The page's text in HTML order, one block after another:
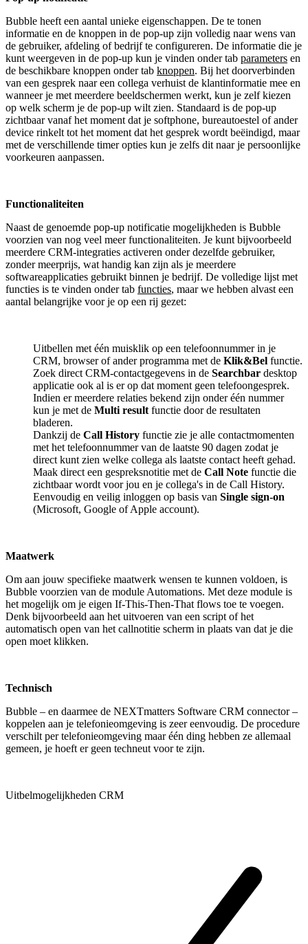
Bubble heeft een aantal unieke eigenschappen. De te tonen
informatie en de knoppen in de pop-up zijn volledig naar wens van
de gebruiker, afdeling of bedrijf te configureren. De informatie die je
kunt weergeven in de pop-up kun je vinden onder tab parameters en
de beschikbare knoppen onder tab knoppen. Bij het doorverbinden
van een gesprek naar een collega verhuist de klantinformatie mee en
wanneer je met meerdere beeldschermen werkt, kun je zelf kiezen
op welk scherm je de pop-up wilt zien. Standaard is de pop-up
zichtbaar vanaf het moment dat je softphone, bureautoestel of ander
device rinkelt tot het moment dat het gesprek wordt beëindigd, maar
met de verschillende timer opties kun je zelfs dit naar je persoonlijke
voorkeuren aanpassen.
Functionaliteiten
Naast de genoemde pop-up notificatie mogelijkheden is Bubble
voorzien van nog veel meer functionaliteiten. Je kunt bijvoorbeeld
meerdere CRM-integraties activeren onder dezelfde gebruiker,
zonder meerprijs, wat handig kan zijn als je meerdere
softwareapplicaties gebruikt binnen je bedrijf. De volledige lijst met
functies is te vinden onder tab functies, maar we hebben alvast een
aantal belangrijke voor je op een rij gezet:
Uitbellen met één muisklik op een telefoonnummer in je
CRM, browser of ander programma met de Klik&Bel functie.
Zoek direct CRM-contactgegevens in de Searchbar desktop
applicatie ook al is er op dat moment geen telefoongesprek.
Indien er meerdere relaties bekend zijn onder één nummer
kun je met de Multi result functie door de resultaten
bladeren.
Dankzij de Call History functie zie je alle contactmomenten
met het telefoonnummer van de laatste 90 dagen zodat je
direct kunt zien welke collega als laatste contact heeft gehad.
Maak direct een gespreksnotitie met de Call Note functie die
zichtbaar wordt voor jou en je collega's in de Call History.
Eenvoudig en veilig inloggen op basis van Single sign-on
(Microsoft, Google of Apple account).
Maatwerk
Om aan jouw specifieke maatwerk wensen te kunnen voldoen, is
Bubble voorzien van de module Automations. Met deze module is
het mogelijk om je eigen If-This-Then-That flows toe te voegen.
Denk bijvoorbeeld aan het uitvoeren van een script of het
automatisch open van het callnotitie scherm in plaats van dat je die
open moet klikken.
Technisch
Bubble – en daarmee de NEXTmatters Software CRM connector –
koppelen aan je telefonieomgeving is zeer eenvoudig. De procedure
verschilt per telefonieomgeving maar één ding hebben ze allemaal
gemeen, je hoeft er geen techneut voor te zijn.
Uitbelmogelijkheden CRM